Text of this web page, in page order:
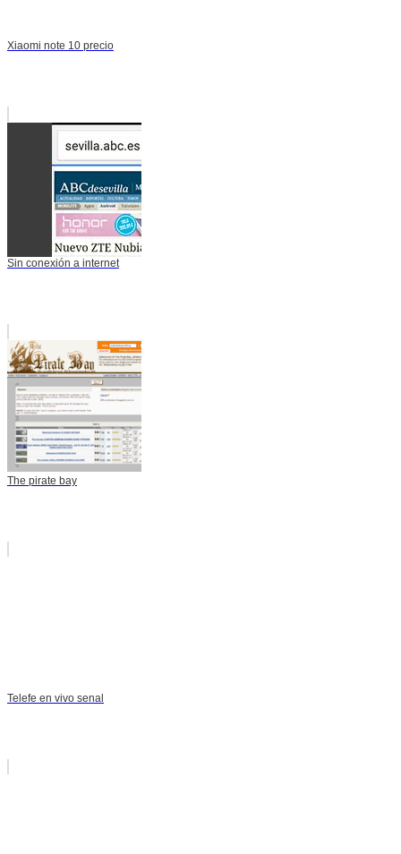
Xiaomi note 10 precio
Sin conexión a internet
The pirate bay
Telefe en vivo senal